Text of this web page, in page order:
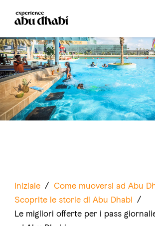
Iniziale / Come muoversi ad Abu
Scoprite le storie di Abu Dhabi /
Le migliori offerte per i pass